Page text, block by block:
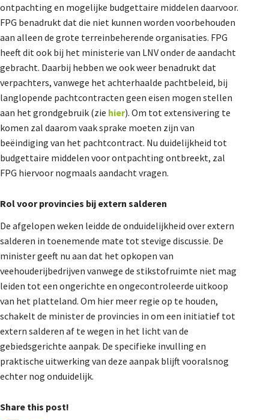
ontpachting en mogelijke budgettaire middelen daarvoor.
FPG benadrukt dat die niet kunnen worden voorbehouden
aan alleen de grote terreinbeherende organisaties. FPG
heeft dit ook bij het ministerie van LNV onder de aandacht
gebracht. Daarbij hebben we ook weer benadrukt dat
verpachters, vanwege het achterhaalde pachtbeleid, bij
langlopende pachtcontracten geen eisen mogen stellen
aan het grondgebruik (zie hier). Om tot extensivering te
komen zal daarom vaak sprake moeten zijn van
beëindiging van het pachtcontract. Nu duidelijkheid tot
budgettaire middelen voor ontpachting ontbreekt, zal
FPG hiervoor nogmaals aandacht vragen.
Rol voor provincies bij extern salderen
De afgelopen weken leidde de onduidelijkheid over extern
salderen in toenemende mate tot stevige discussie. De
minister geeft nu aan dat het opkopen van
veehouderijbedrijven vanwege de stikstofruimte niet mag
leiden tot een ongerichte en ongecontroleerde uitkoop
van het platteland. Om hier meer regie op te houden,
schakelt de minister de provincies in om een initiatief tot
extern salderen af te wegen in het licht van de
gebiedsgerichte aanpak. De specifieke invulling en
praktische uitwerking van deze aanpak blijft vooralsnog
echter nog onduidelijk.
Share this post!